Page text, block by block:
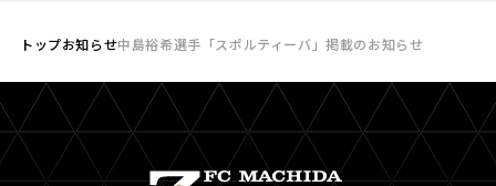
トップお知らせ中島裕希選手「スポルティーバ」掲載のお知らせ